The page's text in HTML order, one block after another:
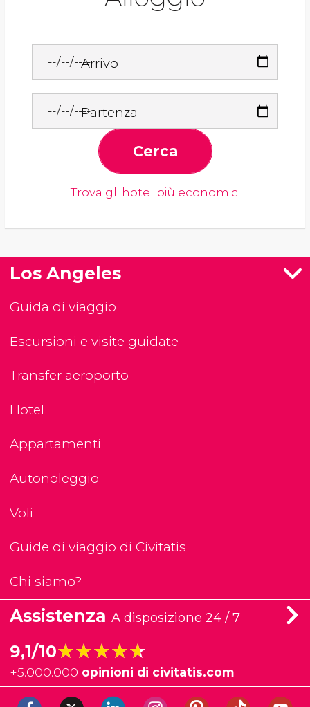
Arrivo
Partenza
Cerca
Trova gli hotel più economici
Los Angeles
Guida di viaggio
Escursioni e visite guidate
Transfer aeroporto
Hotel
Appartamenti
Autonoleggio
Voli
Guide di viaggio di Civitatis
Chi siamo?
Assistenza A disposizione 24 / 7
9,1/10★★★★★
★★★★★
+5.000.000 opinioni di civitatis.com